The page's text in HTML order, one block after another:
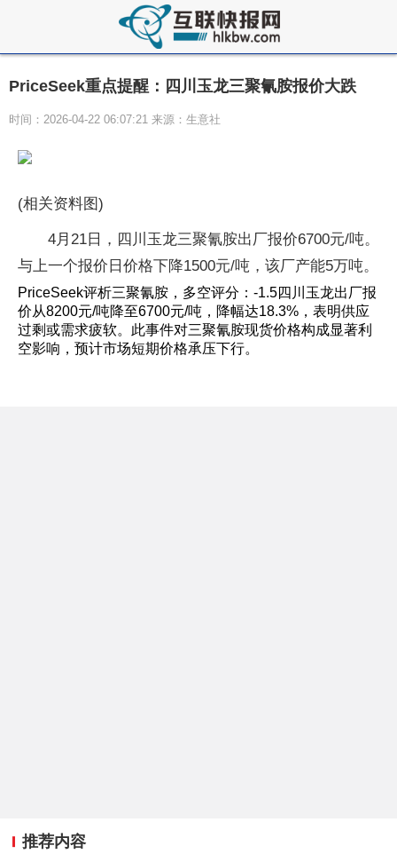
PriceSeek重点提醒：四川玉龙三聚氰胺报价大跌
时间：2026-04-22 06:07:21 来源：生意社
(相关资料图)
4月21日，四川玉龙三聚氰胺出厂报价6700元/吨。
与上一个报价日价格下降1500元/吨，该厂产能5万吨。
PriceSeek评析三聚氰胺，多空评分：-1.5四川玉龙出厂报
价从8200元/吨降至6700元/吨，降幅达18.3%，表明供应
过剩或需求疲软。此事件对三聚氰胺现货价格构成显著利
空影响，预计市场短期价格承压下行。
推荐内容